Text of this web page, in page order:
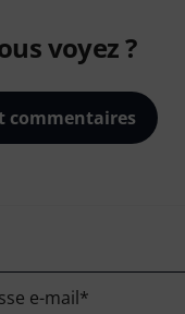
voyez ?
commentaires
e-mail*